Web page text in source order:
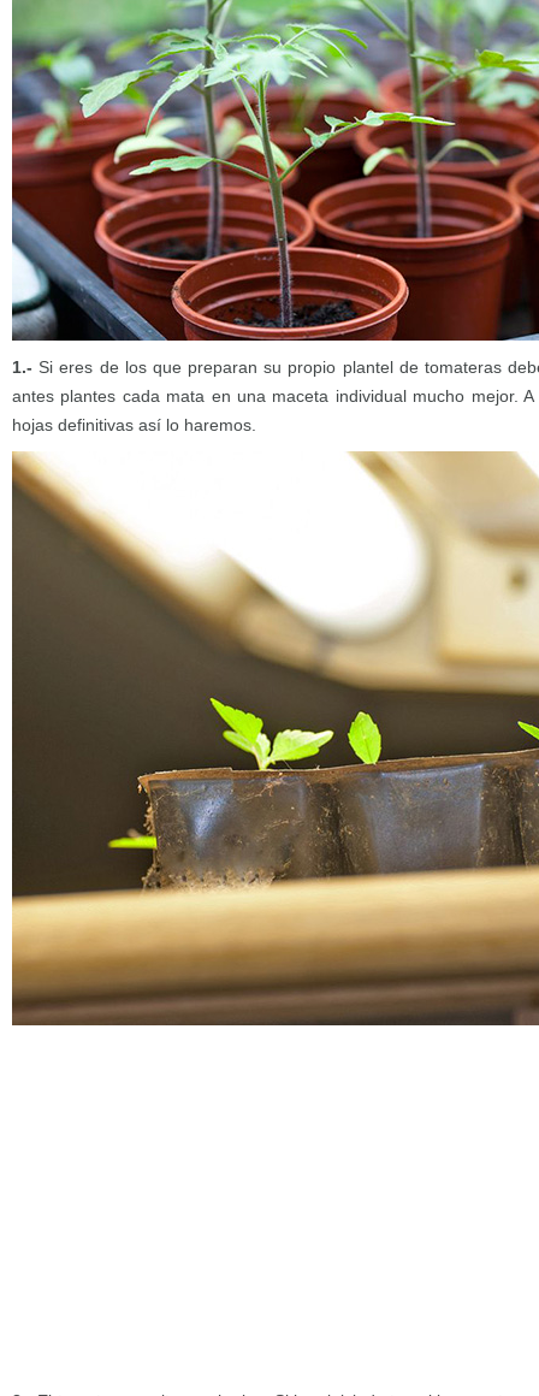
1.- Si eres de los que preparan su propio plantel de tomateras
antes plantes cada mata en una maceta individual mucho mejor.
hojas definitivas así lo haremos.